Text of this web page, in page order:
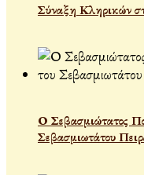
Σύναξη Κληρικών
Ο Σεβασμιώτατος
Σεβασμιωτάτου